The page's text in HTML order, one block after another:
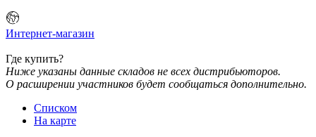
Интернет-магазин
Где купить?
Ниже указаны данные складов не всех дистрибьюторов.
О расширении участников будет сообщаться дополнительно.
Списком
На карте